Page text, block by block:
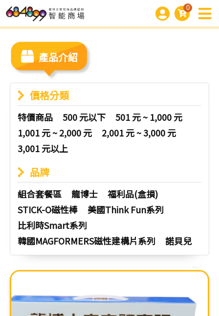
0
產品介紹
價格分類
特價商品 500 元以下
501 元 ~ 1,000 元
1,001 元 ~ 2,000 元
2,001 元 ~ 3,000 元
3,001 元以上
品牌
組合套餐區 龍博士
福利品(盒損)
STICK-O磁性棒
美國Think Fun系列
比利時Smart系列
韓國MAGFORMERS磁性建構片系列
諾貝兒